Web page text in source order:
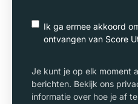
Ik ga ermee akkoord
ontvangen van Score
Je kunt je op elk moment
berichten. Bekijk ons
informatie over hoe je af